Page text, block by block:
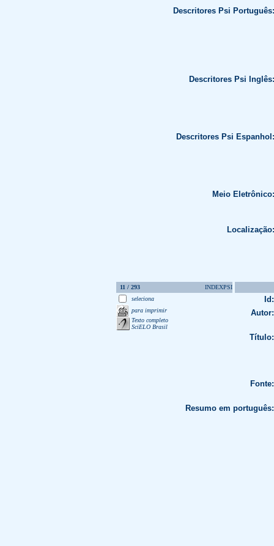
Descritores Psi Português:
Descritores Psi Inglês:
Descritores Psi Espanhol:
Meio Eletrônico:
Localização:
11 / 293
INDEXPSI
seleciona
para imprimir
Texto completo
SciELO Brasil
Id:
Autor:
Título:
Fonte:
Resumo em português: